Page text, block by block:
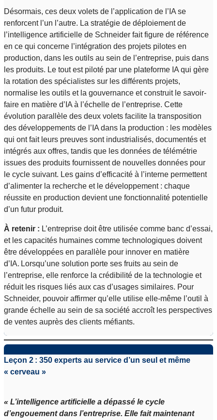
Désormais, ces deux volets de l’application de l’IA se
renforcent l’un l’autre. La stratégie de déploiement de
l’intelligence artificielle de Schneider fait figure de référence
en ce qui concerne l’intégration des projets pilotes en
production, dans les outils au sein de l’entreprise, puis dans
les produits. Le tout est piloté par une plateforme IA qui gère
la rotation des spécialistes sur les différents projets,
normalise les outils et la gouvernance et construit le savoir-
faire en matière d’IA à l’échelle de l’entreprise. Cette
évolution parallèle des deux volets facilite la transposition
des développements de l’IA dans la production : les modèles
qui ont fait leurs preuves sont industrialisés, documentés et
intégrés aux offres, tandis que les données de télémétrie
issues des produits fournissent de nouvelles données pour
le cycle suivant. Les gains d’efficacité à l’interne permettent
d’alimenter la recherche et le développement : chaque
réussite en production devient une fonctionnalité potentielle
d’un futur produit.
À retenir : L’entreprise doit être utilisée comme banc d’essai,
et les capacités humaines comme technologiques doivent
être développées en parallèle pour innover en matière
d’IA. Lorsqu’une solution porte ses fruits au sein de
l’entreprise, elle renforce la crédibilité de la technologie et
réduit les risques liés aux cas d’usages similaires. Pour
Schneider, pouvoir affirmer qu’elle utilise elle-même l’outil à
grande échelle au sein de sa société accroît les perspectives
de ventes auprès des clients méfiants.
Leçon 2 : 350 experts au service d’un seul et même
« cerveau »
« L’intelligence artificielle a dépassé le cycle
d’engouement dans l’entreprise. Elle fait maintenant